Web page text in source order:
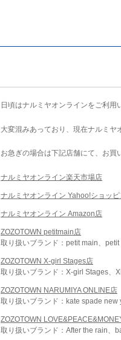
日頃はナルミヤオンラインをご利用
大変混みあっており、現在ナルミヤ
お急ぎの場合は下記店舗にて、お買
ナルミヤオンライン楽天市場店
ナルミヤオンライン Yahoo!ショッ
ナルミヤオンライン Amazon店
ZOZOTOWN petitmain店
取り扱いブランド：petit main、
ZOZOTOWN X-girl Stages店
取り扱いブランド：X-girl Stages、
ZOZOTOWN NARUMIYA ONLINE店
取り扱いブランド：kate spade
ZOZOTOWN
取り扱いブランド：After the rain、